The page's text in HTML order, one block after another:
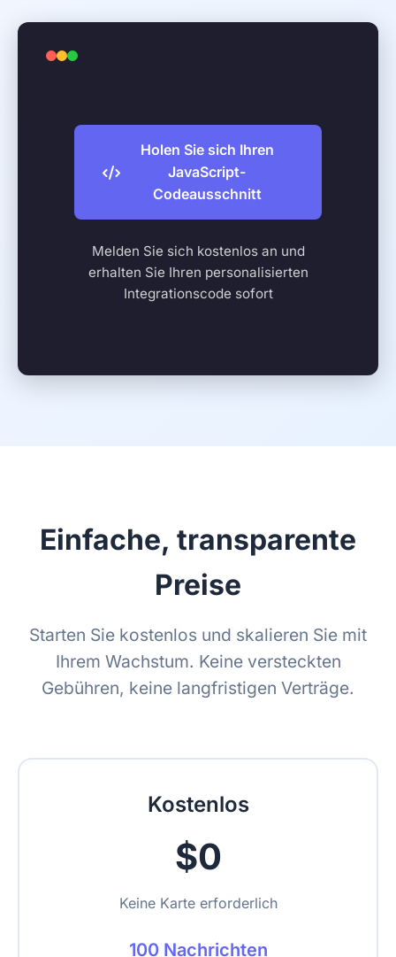
Holen Sie sich Ihren
JavaScript-
Codeausschnitt
Melden Sie sich kostenlos an und
erhalten Sie Ihren personalisierten
Integrationscode sofort
Einfache, transparente
Preise
Starten Sie kostenlos und skalieren Sie mit
Ihrem Wachstum. Keine versteckten
Gebühren, keine langfristigen Verträge.
Kostenlos
$0
Keine Karte erforderlich
100 Nachrichten